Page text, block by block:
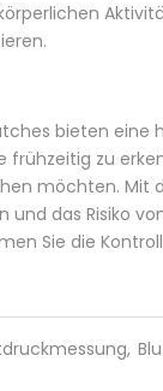
bieten eine
frühzeitig zu
möchten. Mit
und das Risiko
Sie die
,